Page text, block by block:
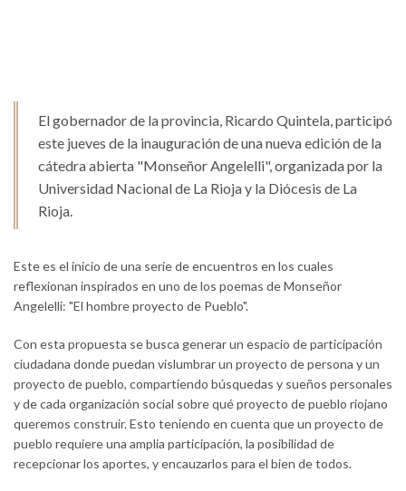
El gobernador de la provincia, Ricardo Quintela, participó
este jueves de la inauguración de una nueva edición de la
cátedra abierta "Monseñor Angelelli", organizada por la
Universidad Nacional de La Rioja y la Diócesis de La
Rioja.
Este es el inicio de una serie de encuentros en los cuales
reflexionan inspirados en uno de los poemas de Monseñor
Angelelli: "El hombre proyecto de Pueblo".
Con esta propuesta se busca generar un espacio de participación
ciudadana donde puedan vislumbrar un proyecto de persona y un
proyecto de pueblo, compartiendo búsquedas y sueños personales
y de cada organización social sobre qué proyecto de pueblo riojano
queremos construir. Esto teniendo en cuenta que un proyecto de
pueblo requiere una amplia participación, la posibilidad de
recepcionar los aportes, y encauzarlos para el bien de todos.